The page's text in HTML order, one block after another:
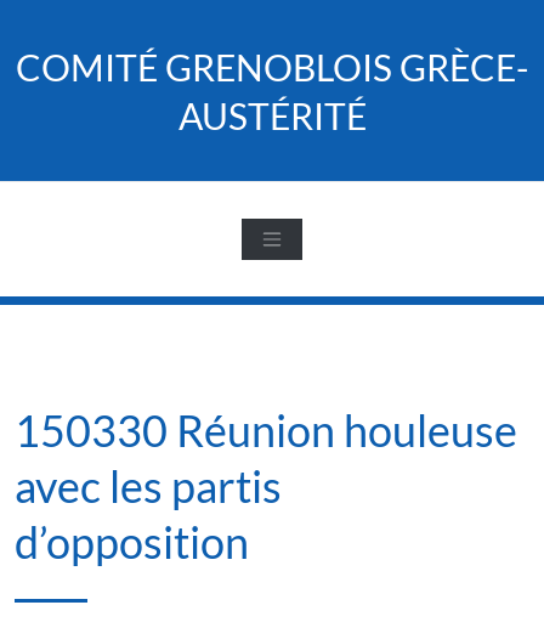
content
COMITÉ GRENOBLOIS GRÈCE-
AUSTÉRITÉ
150330 Réunion houleuse
avec les partis
d’opposition